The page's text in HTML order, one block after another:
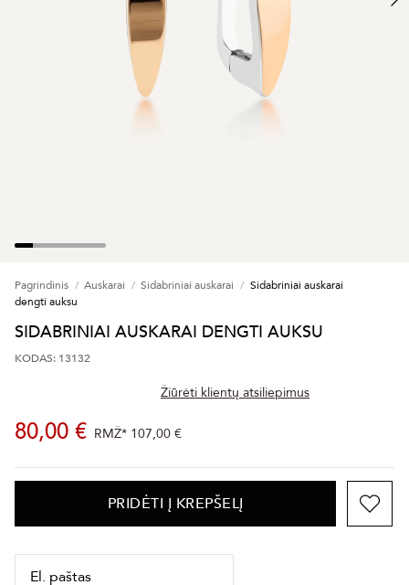
Pagrindinis Auskarai Sidabriniai auskarai
Sidabriniai auskarai
dengti auksu
SIDABRINIAI AUSKARAI DENGTI AUKSU
KODAS: 13132
Žiūrėti klientų atsiliepimus
80,00 € RMŽ* 107,00 €
PRIDĖTI Į KREPŠELĮ